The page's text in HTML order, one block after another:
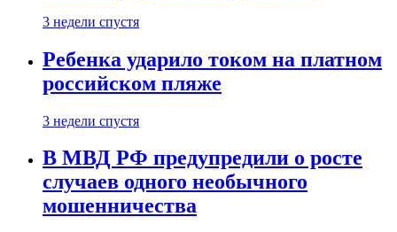
3 недели спустя
Ребенка ударило током на платном
российском пляже
3 недели спустя
В МВД РФ предупредили о росте
случаев одного необычного
мошенничества